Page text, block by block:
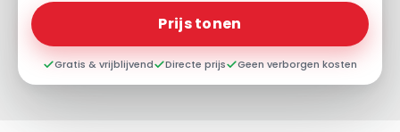
Prijs tonen
Gratis & vrijblijvend Directe prijs Geen verborgen kosten